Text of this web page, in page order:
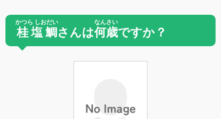
桂塩鯛
かつら しおだい
さんは何歳
なんさい
ですか？